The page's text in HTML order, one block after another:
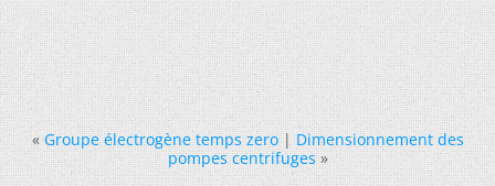
« Groupe électrogène temps zero|Dimensionnement des
pompes centrifuges »